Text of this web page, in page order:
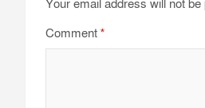
Your email address will not be
Comment *